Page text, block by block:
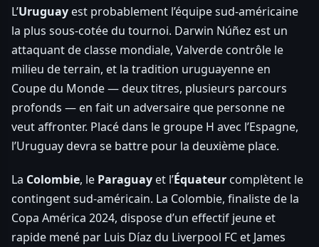
L’Uruguay est probablement l’équipe sud-américaine
la plus sous-cotée du tournoi. Darwin Núñez est un
attaquant de classe mondiale, Valverde contrôle le
milieu de terrain, et la tradition uruguayenne en
Coupe du Monde — deux titres, plusieurs parcours
profonds — en fait un adversaire que personne ne
veut affronter. Placé dans le groupe H avec l’Espagne,
l’Uruguay devra se battre pour la deuxième place.
La Colombie, le Paraguay et l’Équateur complètent le
contingent sud-américain. La Colombie, finaliste de la
Copa América 2024, dispose d’un effectif jeune et
rapide mené par Luis Díaz du Liverpool FC et James